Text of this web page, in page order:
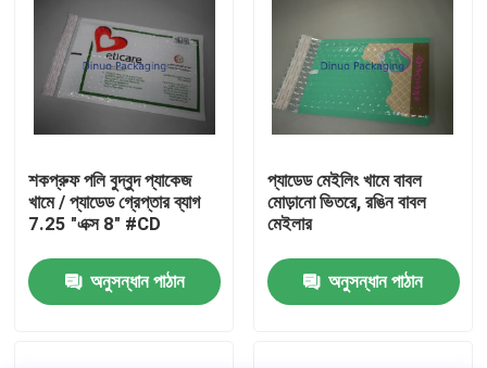
পণ্য
আমাদের সম্পর্কে
কারখানা ভ্রমণ
শকপ্রুফ পলি বুদ্বুদ প্যাকেজ
খামে / প্যাডেড গ্রেপ্তার ব্যাগ
7.25 "এক্স 8" #CD
অনুসন্ধান পাঠান
প্যাডেড মেইলিং খামে বাবল
মোড়ানো ভিতরে, রঙিন বাবল
মেইলার
অনুসন্ধান পাঠান